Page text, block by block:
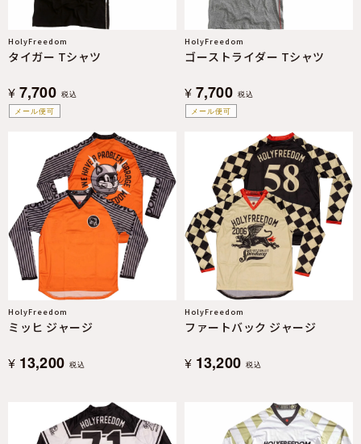
メール便可
HolyFreedom
タイガー Tシャツ
¥ 7,700 税込
メール便可
HolyFreedom
ゴーストライダー Tシャツ
¥ 7,700 税込
HolyFreedom
ミッヒ ジャージ
¥ 13,200 税込
HolyFreedom
ファートバック ジャージ
¥ 13,200 税込